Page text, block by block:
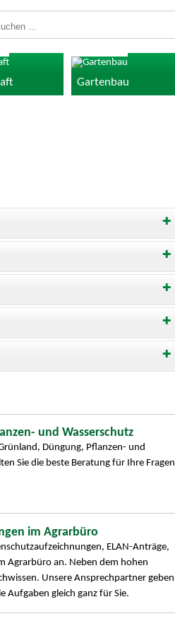
Gartenbau
und Wasserschutz
Düngung, Pflanzen- und
Sie die beste Beratung für Ihre Fragen
im Agrarbüro
ELAN-Anträge,
Agrarbüro an. Neben dem hohen
Unsere Ansprechpartner geben
Aufgaben gleich ganz für Sie.